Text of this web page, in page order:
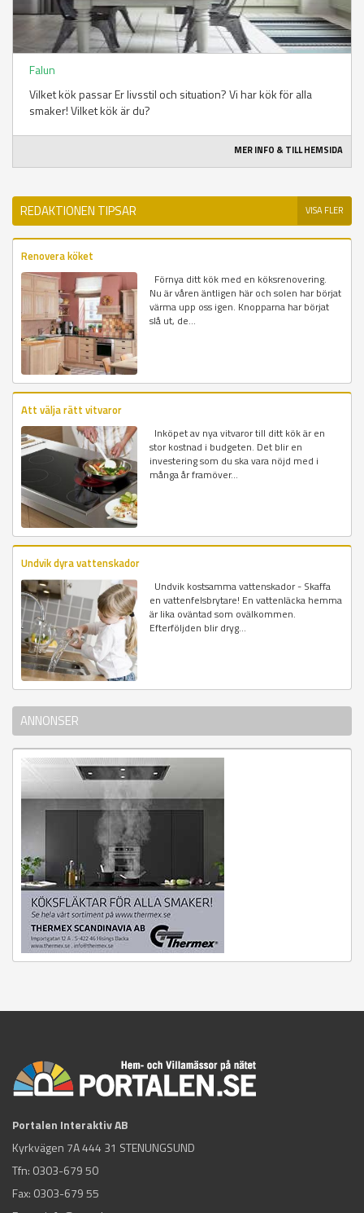
Falun
Vilket kök passar Er livsstil och situation? Vi har kök för alla
smaker! Vilket kök är du?
MER INFO & TILL HEMSIDA
REDAKTIONEN TIPSAR VISA FLER
Renovera köket
Förnya ditt kök med en köksrenovering.
Nu är våren äntligen här och solen har börjat
värma upp oss igen. Knopparna har börjat
slå ut, de...
Att välja rätt vitvaror
Inköpet av nya vitvaror till ditt kök är en
stor kostnad i budgeten. Det blir en
investering som du ska vara nöjd med i
många år framöver...
Undvik dyra vattenskador
Undvik kostsamma vattenskador - Skaffa
en vattenfelsbrytare! En vattenläcka hemma
är lika oväntad som ovälkommen.
Efterföljden blir dryg...
ANNONSER
Portalen Interaktiv AB
Kyrkvägen 7A 444 31 STENUNGSUND
Tfn: 0303-679 50
Fax: 0303-679 55